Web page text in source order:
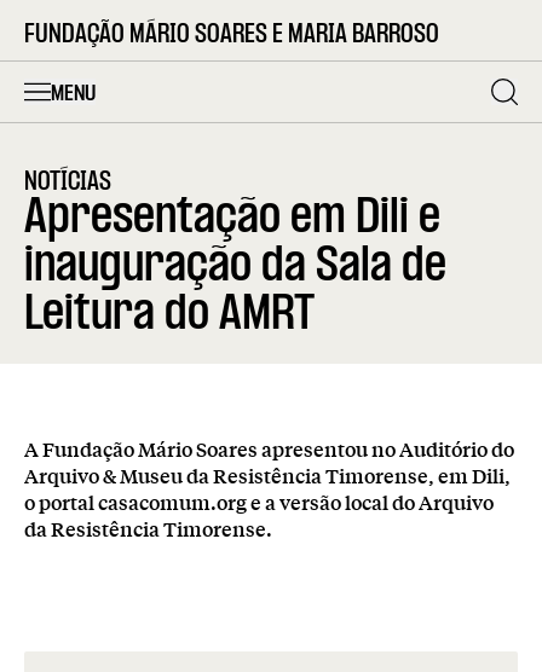
FUNDAÇÃO MÁRIO SOARES E MARIA BARROSO
MENU
NOTÍCIAS
Apresentação em Dili e
inauguração da Sala de
Leitura do AMRT
A Fundação Mário Soares apresentou no Auditório do
Arquivo & Museu da Resistência Timorense, em Dili,
o portal casacomum.org e a versão local do Arquivo
da Resistência Timorense.